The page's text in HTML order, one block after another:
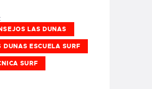
LAS DUNAS
DUNAS ESCUELA SURF
SURF